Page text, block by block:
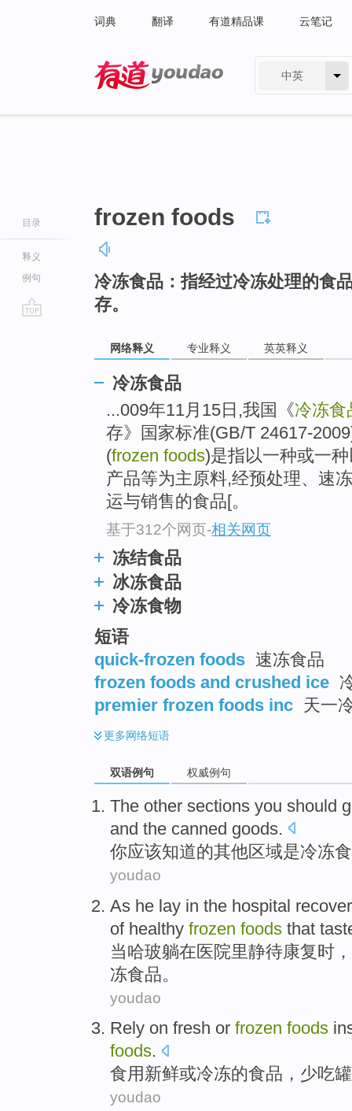
词典 翻译 有道精品课 云笔记
中英
目录
释义
例句
frozen foods
冷冻食品：指经过冷冻处理的食
存。
网络释义 专业释义 英英释义
冷冻食品
...009年11月15日,我国《冷冻食
存》国家标准(GB/T 24617-
(frozen foods)是指以一种或一
产品等为主原料,经预处理、速
运与销售的食品[。
基于312个网页-相关网页
冻结食品
冰冻食品
冷冻食物
短语
quick-frozen foods 速冻食品
frozen foods and crushed ice
premier frozen foods inc 天一
更多网络短语
双语例句 权威例句
The other sections you should
and the canned goods.
你应该知道的其他区域是冷冻
youdao
As he lay in the hospital
of healthy frozen foods that
当哈玻躺在医院里静待康复时 ，
冻食品。
youdao
Rely on fresh or frozen foods
foods.
食用 新鲜或冷冻的食品 ，少吃
youdao